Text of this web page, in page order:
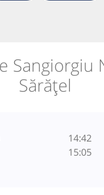
Sangiorgiu
Sărățel
14:42
15:05